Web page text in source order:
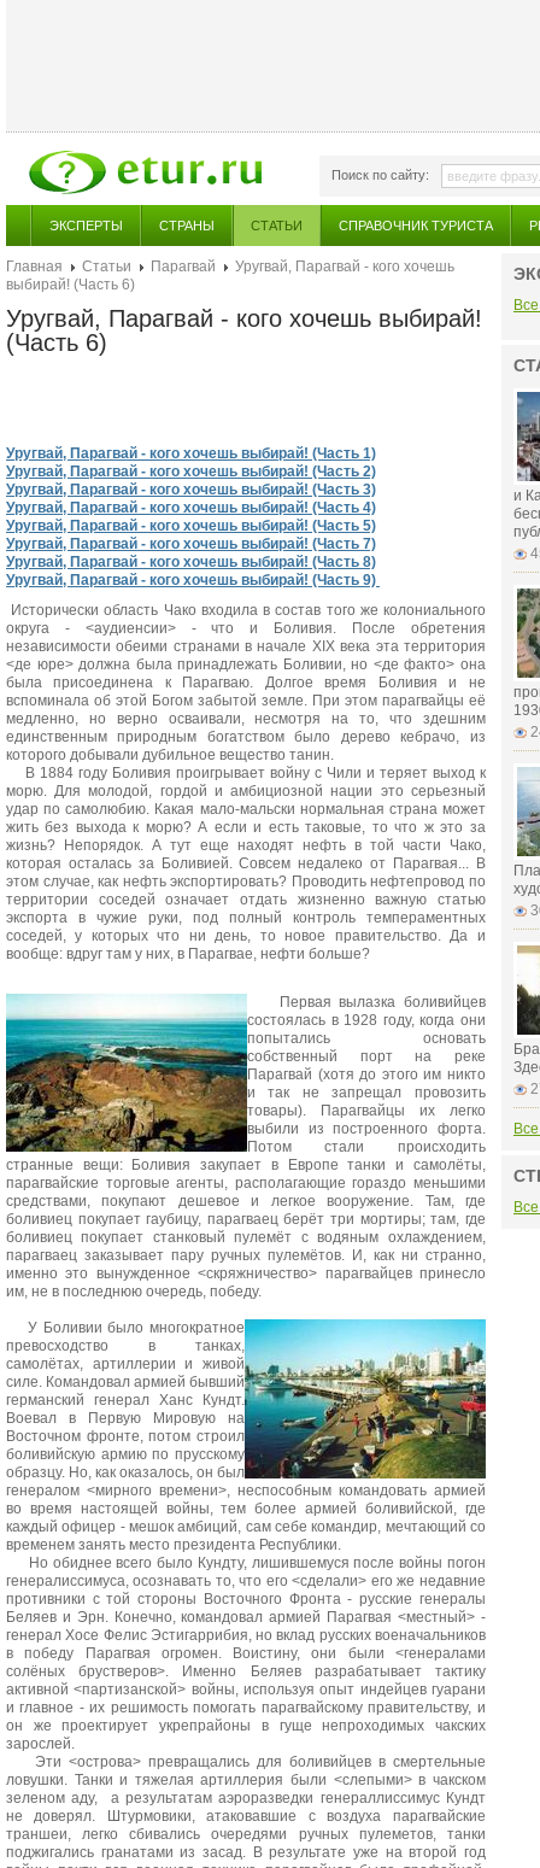
Поиск по сайту:
ЭКСПЕРТЫ СТРАНЫ СТАТЬИ СПРАВОЧНИК ТУРИСТА
Главная Статьи Парагвай
Уругвай, Парагвай - кого хочешь
выбирай! (Часть 6)
Уругвай, Парагвай - кого хочешь выбирай!
(Часть 6)
Уругвай, Парагвай - кого хочешь выбирай! (Часть 1)
Уругвай, Парагвай - кого хочешь выбирай! (Часть 2)
Уругвай, Парагвай - кого хочешь выбирай! (Часть 3)
Уругвай, Парагвай - кого хочешь выбирай! (Часть 4)
Уругвай, Парагвай - кого хочешь выбирай! (Часть 5)
Уругвай, Парагвай - кого хочешь выбирай! (Часть 7)
Уругвай, Парагвай - кого хочешь выбирай! (Часть 8)
Уругвай, Парагвай - кого хочешь выбирай! (Часть 9)
Исторически область Чако входила в состав того же колониального
округа - <аудиенсии> - что и Боливия. После обретения
независимости обеими странами в начале XIX века эта территория
<де юре> должна была принадлежать Боливии, но <де факто> она
была присоединена к Парагваю. Долгое время Боливия и не
вспоминала об этой Богом забытой земле. При этом парагвайцы её
медленно, но верно осваивали, несмотря на то, что здешним
единственным природным богатством было дерево кебрачо, из
которого добывали дубильное вещество танин.
В 1884 году Боливия проигрывает войну с Чили и теряет выход к
морю. Для молодой, гордой и амбициозной нации это серьезный
удар по самолюбию. Какая мало-мальски нормальная страна может
жить без выхода к морю? А если и есть таковые, то что ж это за
жизнь? Непорядок. А тут еще находят нефть в той части Чако,
которая осталась за Боливией. Совсем недалеко от Парагвая... В
этом случае, как нефть экспортировать? Проводить нефтепровод по
территории соседей означает отдать жизненно важную статью
экспорта в чужие руки, под полный контроль темпераментных
соседей, у которых что ни день, то новое правительство. Да и
вообще: вдруг там у них, в Парагвае, нефти больше?
Первая вылазка боливийцев
состоялась в 1928 году, когда они
попытались основать
собственный порт на реке
Парагвай (хотя до этого им никто
и так не запрещал провозить
товары). Парагвайцы их легко
выбили из построенного форта.
Потом стали происходить
странные вещи: Боливия закупает в Европе танки и самолёты,
парагвайские торговые агенты, располагающие гораздо меньшими
средствами, покупают дешевое и легкое вооружение. Там, где
боливиец покупает гаубицу, парагваец берёт три мортиры; там, где
боливиец покупает станковый пулемёт с водяным охлаждением,
парагваец заказывает пару ручных пулемётов. И, как ни странно,
именно это вынужденное <скряжничество> парагвайцев принесло
им, не в последнюю очередь, победу.
У Боливии было многократное
превосходство в танках,
самолётах, артиллерии и живой
силе. Командовал армией бывший
германский генерал Ханс Кундт.
Воевал в Первую Мировую на
Восточном фронте, потом строил
боливийскую армию по прусскому
образцу. Но, как оказалось, он был
генералом <мирного времени>, неспособным командовать армией
во время настоящей войны, тем более армией боливийской, где
каждый офицер - мешок амбиций, сам себе командир, мечтающий со
временем занять место президента Республики.
Но обиднее всего было Кундту, лишившемуся после войны погон
генералиссимуса, осознавать то, что его <сделали> его же недавние
противники с той стороны Восточного Фронта - русские генералы
Беляев и Эрн. Конечно, командовал армией Парагвая <местный> -
генерал Хосе Фелис Эстигаррибия, но вклад русских военачальников
в победу Парагвая огромен. Воистину, они были <генералами
солёных брустверов>. Именно Беляев разрабатывает тактику
активной <партизанской> войны, используя опыт индейцев гуарани
и главное - их решимость помогать парагвайскому правительству, и
он же проектирует укрепрайоны в гуще непроходимых чакских
зарослей.
Эти <острова> превращались для боливийцев в смертельные
ловушки. Танки и тяжелая артиллерия были <слепыми> в чакском
зеленом аду, а результатам аэроразведки генераллиссимус Кундт
не доверял. Штурмовики, атаковавшие с воздуха парагвайские
траншеи, легко сбивались очередями ручных пулеметов, танки
поджигались гранатами из засад. В результате уже на второй год
и